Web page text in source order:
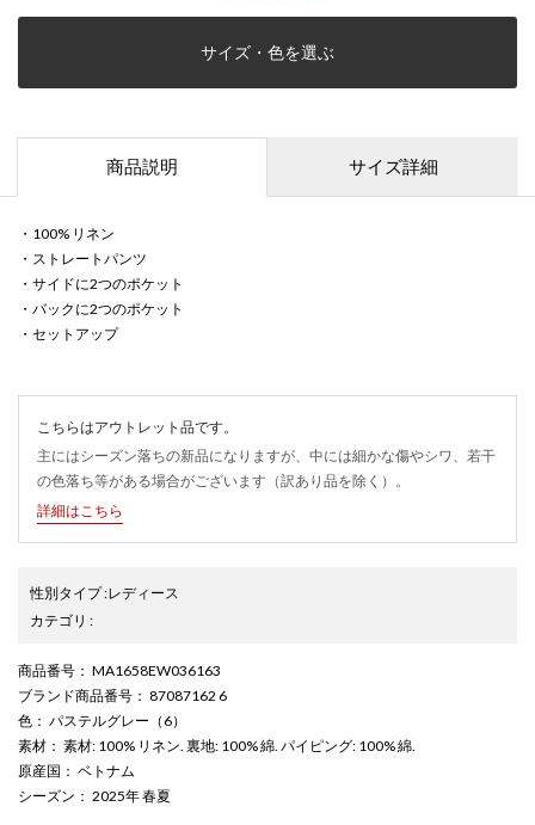
サイズ・色を選ぶ
商品説明 サイズ詳細
・100% リネン
・ストレートパンツ
・サイドに2つのポケット
・バックに2つのポケット
・セットアップ
こちらはアウトレット品です。
主にはシーズン落ちの新品になりますが、中には細かな傷やシワ、若干
の色落ち等がある場合がございます（訳あり品を除く）。
詳細はこちら
性別タイプ:レディース
カテゴリ :
商品番号 ： MA1658EW036163
ブランド商品番号 ： 87087162 6
色 ： パステルグレー（6）
素材 ： 素材: 100% リネン. 裏地: 100% 綿. パイピング: 100% 綿.
原産国 ： ベトナム
シーズン ： 2025年 春夏